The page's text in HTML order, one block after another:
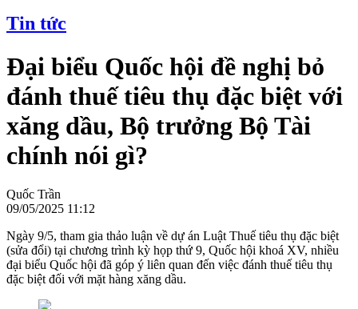
Tin tức
Đại biểu Quốc hội đề nghị bỏ
đánh thuế tiêu thụ đặc biệt với
xăng dầu, Bộ trưởng Bộ Tài
chính nói gì?
Quốc Trần
09/05/2025 11:12
Ngày 9/5, tham gia thảo luận về dự án Luật Thuế tiêu thụ đặc biệt
(sửa đổi) tại chương trình kỳ họp thứ 9, Quốc hội khoá XV, nhiều
đại biểu Quốc hội đã góp ý liên quan đến việc đánh thuế tiêu thụ
đặc biệt đối với mặt hàng xăng dầu.